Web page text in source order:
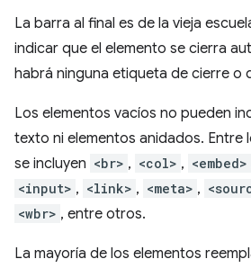
La barra al final es de la vieja
indicar que el elemento se cierra
habrá ninguna etiqueta de cierre o
Los elementos vacíos no pueden
texto ni elementos anidados. Entre
se incluyen <br> , <col> , <embed>
<input> , <link> , <meta> ,
<wbr> , entre otros.
La mayoría de los elementos